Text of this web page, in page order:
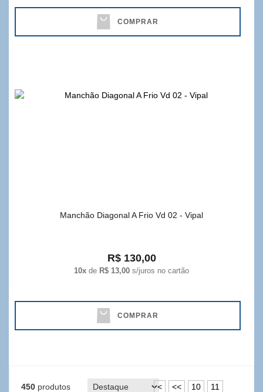
COMPRAR
Manchão Diagonal A Frio Vd 02 - Vipal
R$ 130,00
10x de R$ 13,00 s/juros no cartão
COMPRAR
450 produtos < << 10
11